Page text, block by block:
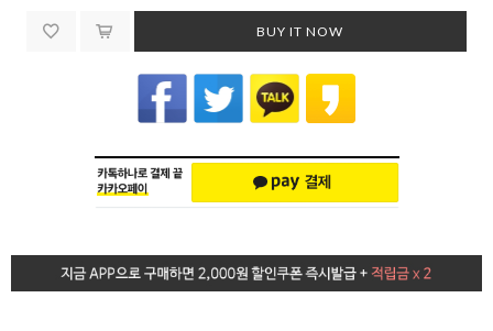
BUY IT NOW